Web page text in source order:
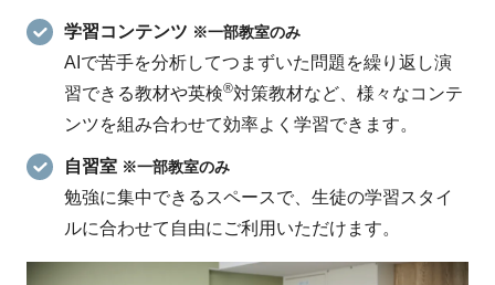
学習コンテンツ ※一部教室のみ
AIで苦手を分析してつまずいた問題を繰り返し演
習できる教材や英検®対策教材など、様々なコンテ
ンツを組み合わせて効率よく学習できます。
自習室 ※一部教室のみ
勉強に集中できるスペースで、生徒の学習スタイ
ルに合わせて自由にご利用いただけます。